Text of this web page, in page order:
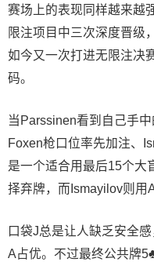
赛场上的表现同样越来越
限注项目中三次深度晋级
如今又一次打进无限注决
码。
当Parssinen看到自己手
Foxen枪口位率先加注、
是一个适合用最后15个大
择弃牌，而Ismayilov则用
口袋J总是让人缺乏安全
A占优。不过最终公共牌